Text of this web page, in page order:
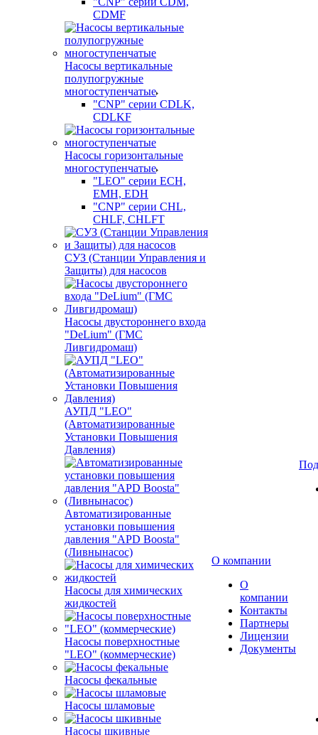
CDMF
Насосы вертикальные
полупогружные
многоступенчатые
"CNP" серии CDLK,
CDLKF
Насосы горизонтальные
многоступенчатые
"LEO" серии ECH,
EMH, EDH
"CNP" серии CHL,
CHLF, CHLFT
СУЗ (Станции Управления и
Защиты) для насосов
Насосы двустороннего входа
"DeLium" (ГМС
Ливгидромаш)
АУПД "LEO"
(Автоматизированные
Установки Повышения
Давления)
Автоматизированные
установки повышения
давления "APD Boosta"
(Ливнынасос)
Насосы для химических
жидкостей
Насосы поверхностные
"LEO" (коммерческие)
Насосы фекальные
Насосы шламовые
Насосы шкивные
О компании
О
компании
Контакты
Партнеры
Лицензии
Документы